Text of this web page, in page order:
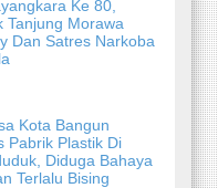
Ke 80,
Tanjung Morawa
Dan Satres Narkoba
Kota Bangun
Pabrik Plastik Di
Diduga Bahaya
Terlalu Bising